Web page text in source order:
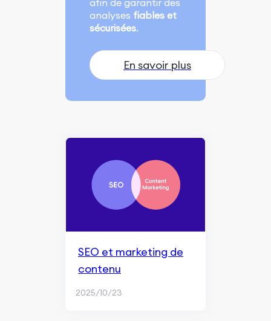
afin de garantir des
analyses fiables et
sécurisées.
En savoir plus
SEO et marketing de
contenu
2025/10/23